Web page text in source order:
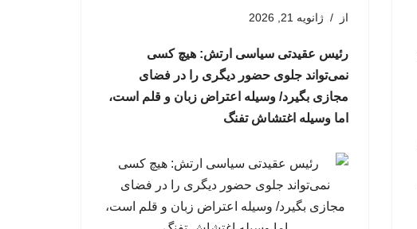
از ژانویه 21, 2026
رئیس عقیدتی سیاسی ارتش: هیچ کسی
نمی‌تواند جلوی حضور دیگری را در فضای
مجازی بگیرد/ وسیله اعتراض زبان و قلم است،
اما وسیله اغتشاش تفنگ